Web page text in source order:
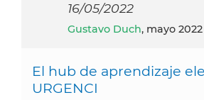
16/05/2022
Gustavo Duch, mayo 2022
El hub de aprendizaje
URGENCI